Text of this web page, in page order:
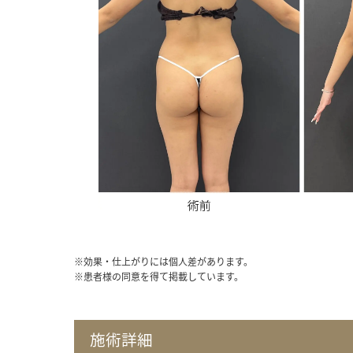
※効果・仕上がりには個人差があります。
※患者様の同意を得て掲載しています。
施術詳細